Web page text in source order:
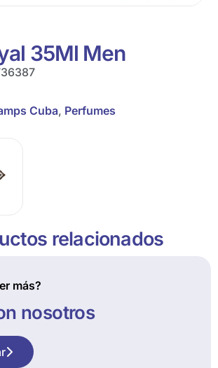
35Ml Men
Cuba, Perfumes
relacionados
más?
nosotros